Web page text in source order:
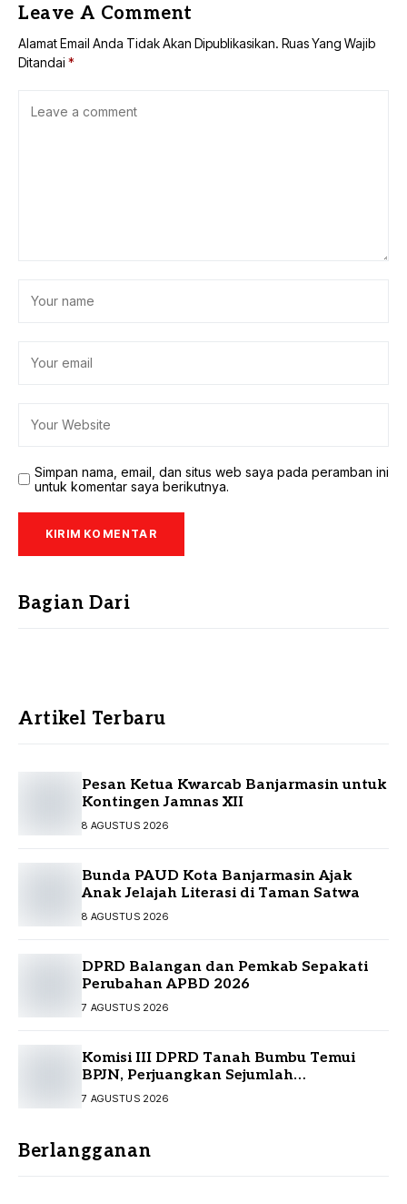
Leave A Comment
Alamat Email Anda Tidak Akan Dipublikasikan. Ruas Yang Wajib
Ditandai *
Simpan nama, email, dan situs web saya pada peramban ini
untuk komentar saya berikutnya.
Bagian Dari
Artikel Terbaru
Pesan Ketua Kwarcab Banjarmasin untuk
Kontingen Jamnas XII
8 AGUSTUS 2026
Bunda PAUD Kota Banjarmasin Ajak
Anak Jelajah Literasi di Taman Satwa
8 AGUSTUS 2026
DPRD Balangan dan Pemkab Sepakati
Perubahan APBD 2026
7 AGUSTUS 2026
Komisi III DPRD Tanah Bumbu Temui
BPJN, Perjuangkan Sejumlah
Infrastruktur Strategis
7 AGUSTUS 2026
Berlangganan